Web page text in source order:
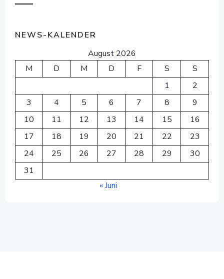
NEWS-KALENDER
August 2026
M
D M D F S
S
1
2
3
4 5 6 7 8
9
10
11 12 13 14 15
16
17
18 19 20 21 22
23
24
25 26 27 28 29
30
31
« Juni